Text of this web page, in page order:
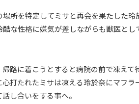
場所を特定してミサと再会を果たした
な性格に嫌気が差しながらも獣医とし
路に着こうとすると病院の前で凍えて
心打たれたミサは凍える玲於奈にマフラ
し合いをする事へ。